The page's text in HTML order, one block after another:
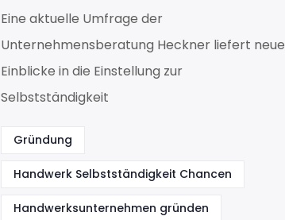
Eine aktuelle Umfrage der
Unternehmensberatung Heckner liefert neue
Einblicke in die Einstellung zur
Selbstständigkeit
Gründung
Handwerk Selbstständigkeit Chancen
Handwerksunternehmen gründen